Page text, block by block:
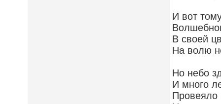
И вот
В своей
На волю
Но небо
И много
Провеяло